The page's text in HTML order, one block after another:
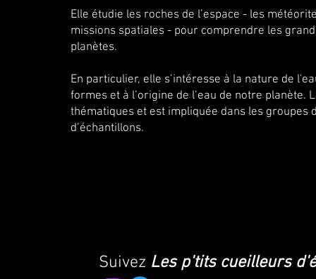
Elle étudie les roches de l’espace - les
missions spatiales - pour comprendre les
planètes.
En particulier, elle s’intéresse à la nature de
formes et à l’origine de l’eau de notre
thématiques et est impliquée dans les groupes
d’échantillons.
Suivez Les p'tits cueilleurs